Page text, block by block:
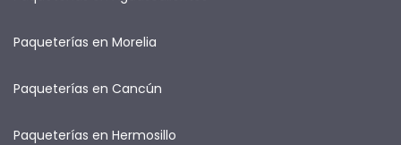
Paqueterías en Morelia
Paqueterías en Cancún
Paqueterías en Hermosillo